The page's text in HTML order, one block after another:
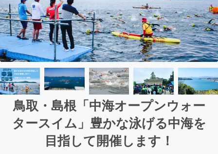
鳥取・島根「中海オープンウォー
タースイム」豊かな泳げる中海を
目指して開催します！